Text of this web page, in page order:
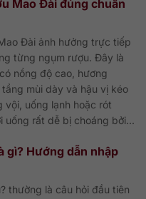
Mao Đài đúng chuẩn
Đài ảnh hưởng trực tiếp
từng ngụm rượu. Đây là
nồng độ cao, hương
mùi dày và hậu vị kéo
vội, uống lạnh hoặc rót
uống rất dễ bị choáng bởi...
gì? Hướng dẫn nhập
thường là câu hỏi đầu tiên